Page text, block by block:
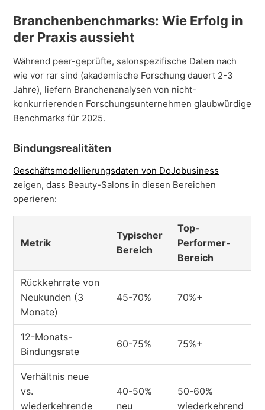
Branchenbenchmarks: Wie Erfolg in
der Praxis aussieht
Während peer-geprüfte, salonspezifische Daten nach
wie vor rar sind (akademische Forschung dauert 2-3
Jahre), liefern Branchenanalysen von nicht-
konkurrierenden Forschungsunternehmen glaubwürdige
Benchmarks für 2025.
Bindungsrealitäten
Geschäftsmodellierungsdaten von DoJobusiness
zeigen, dass Beauty-Salons in diesen Bereichen
operieren:
Metrik
Typischer
Bereich
Top-
Performer-
Bereich
Rückkehrrate von
Neukunden (3
Monate)
45-70% 70%+
12-Monats-
Bindungsrate
60-75% 75%+
Verhältnis neue
vs.
wiederkehrende
40-50%
neu
50-60%
wiederkehrend